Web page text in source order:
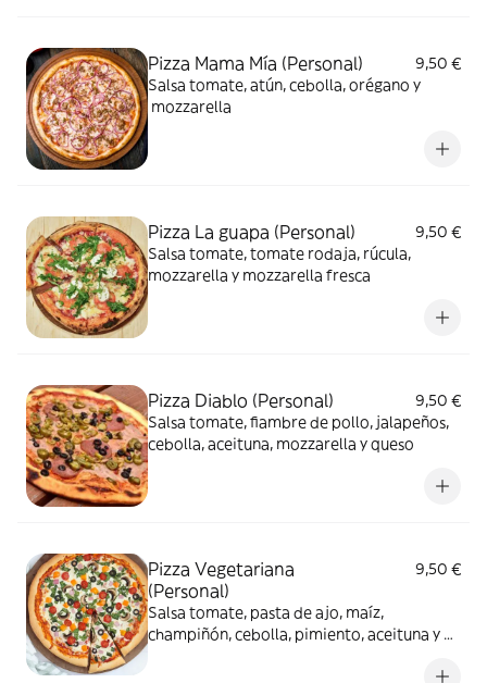
Pizza Mama Mía (Personal)
9,50 €
Salsa tomate, atún, cebolla, orégano y
mozzarella
Pizza La guapa (Personal)
9,50 €
Salsa tomate, tomate rodaja, rúcula,
mozzarella y mozzarella fresca
Pizza Diablo (Personal)
9,50 €
Salsa tomate, fiambre de pollo, jalapeños,
cebolla, aceituna, mozzarella y queso
Pizza Vegetariana
(Personal)
9,50 €
Salsa tomate, pasta de ajo, maíz,
champiñón, cebolla, pimiento, aceituna y